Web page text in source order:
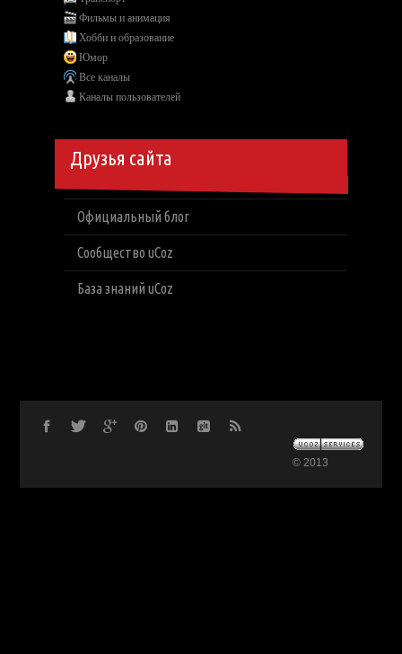
Фильмы и анимация
Хобби и образование
Юмор
Все каналы
Каналы пользователей
Друзья сайта
Официальный блог
Сообщество uCoz
База знаний uCoz
© 2013